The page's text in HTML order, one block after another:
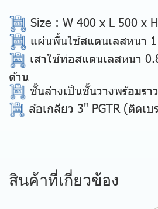
Size : W 400 x L 500 x
แผ่นพื้นใช้สแตนเลสหนา
เสาใช้ท่อสแตนเลสหนา
ด้าน
ชั้นล่างเป็นชั้นวางพร้อมร
ล้อเกลียว 3" PGTR (ติดเ
สินค้าที่เกี่ยวข้อง